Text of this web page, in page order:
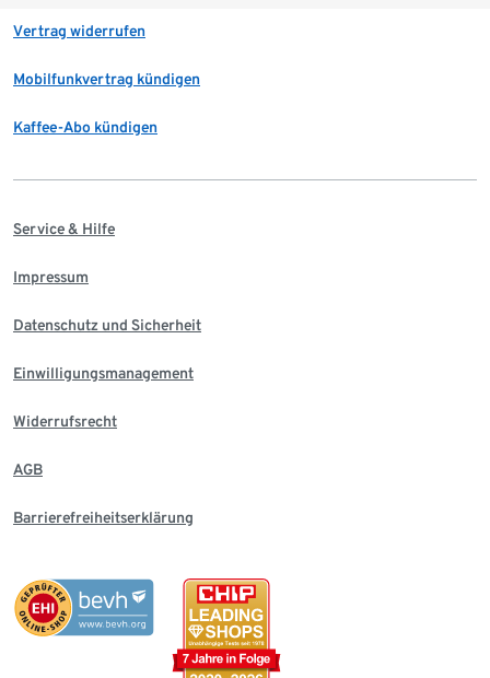
Vertrag widerrufen
Mobilfunkvertrag kündigen
Kaffee-Abo kündigen
Service & Hilfe
Impressum
Datenschutz und Sicherheit
Einwilligungsmanagement
Widerrufsrecht
AGB
Barrierefreiheitserklärung